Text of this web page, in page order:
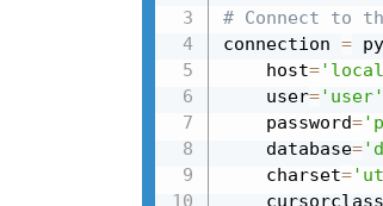
# Connect to
connection =
    host
=
    user
='user'
    password
=
    database
=
    charset
=
    cursorclass